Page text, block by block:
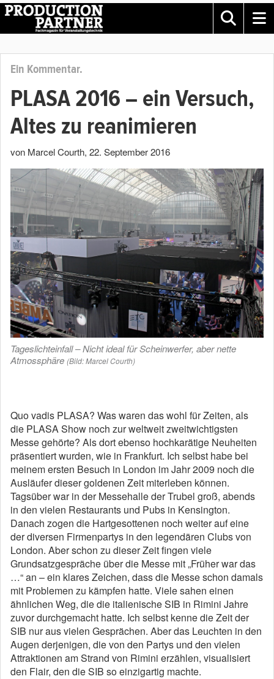
Ein Kommentar.
PLASA 2016 – ein Versuch,
Altes zu reanimieren
von Marcel Courth, 22. September 2016
Tageslichteinfall – Nicht ideal für Scheinwerfer, aber nette
Atmossphäre (Bild: Marcel Courth)
Quo vadis PLASA? Was waren das wohl für Zeiten, als
die PLASA Show noch zur weltweit zweitwichtigsten
Messe gehörte? Als dort ebenso hochkarätige Neuheiten
präsentiert wurden, wie in Frankfurt. Ich selbst habe bei
meinem ersten Besuch in London im Jahr 2009 noch die
Ausläufer dieser goldenen Zeit miterleben können.
Tagsüber war in der Messehalle der Trubel groß, abends
in den vielen Restaurants und Pubs in Kensington.
Danach zogen die Hartgesottenen noch weiter auf eine
der diversen Firmenpartys in den legendären Clubs von
London. Aber schon zu dieser Zeit fingen viele
Grundsatzgespräche über die Messe mit „Früher war das
…“ an – ein klares Zeichen, dass die Messe schon damals
mit Problemen zu kämpfen hatte. Viele sahen einen
ähnlichen Weg, die die italienische SIB in Rimini Jahre
zuvor durchgemacht hatte. Ich selbst kenne die Zeit der
SIB nur aus vielen Gesprächen. Aber das Leuchten in den
Augen derjenigen, die von den Partys und den vielen
Attraktionen am Strand von Rimini erzählen, visualisiert
den Flair, den die SIB so einzigartig machte.